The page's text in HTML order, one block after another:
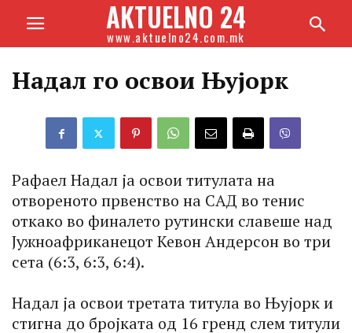
AKTUELNO 24
www.aktuelno24.com.mk
Надал го освои Њујорк
Рафаел Надал ја освои титулата на
отвореното првенство на САД во тенис
откако во финалето рутински славеше над
Јужноафриканецот Кевон Андерсон во три
сета (6:3, 6:3, 6:4).
Надал ја освои третата титула во Њујорк и
стигна до бројката од 16 гренд слем титули